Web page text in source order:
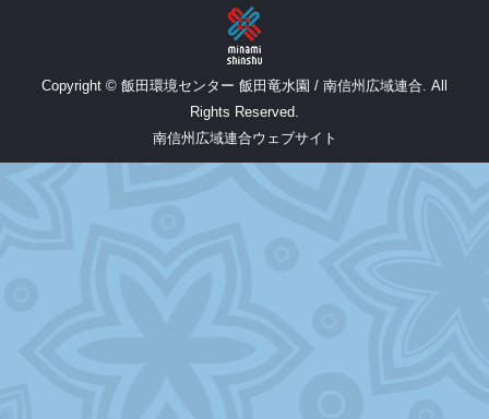
Copyright © 飯田環境センター 飯田竜水園 / 南信州広域連合. All
Rights Reserved.
南信州広域連合ウェブサイト